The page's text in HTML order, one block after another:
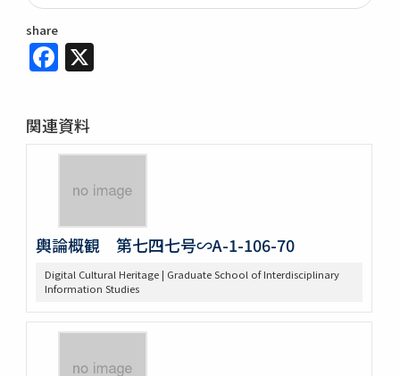
share
Facebook
関連資料
輿論概観 第七四七号∽A-1-106-70
Digital Cultural Heritage | Graduate School of Interdisciplinary
Information Studies